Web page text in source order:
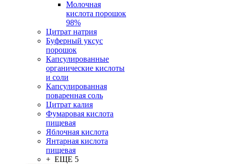
Молочная
кислота порошок
98%
Цитрат натрия
Буферный уксус
порошок
Капсулированные
органические кислоты
и соли
Капсулированная
поваренная соль
Цитрат калия
Фумаровая кислота
пищевая
Яблочная кислота
Янтарная кислота
пищевая
+ ЕЩЕ 5